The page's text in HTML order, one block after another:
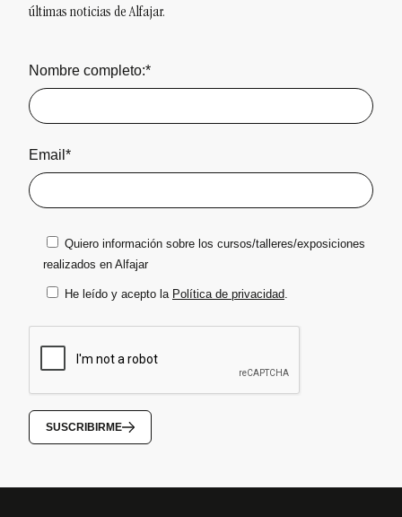
últimas noticias de Alfajar.
Nombre completo:*
Email*
Quiero información sobre los cursos/talleres/exposiciones
realizados en Alfajar
He leído y acepto la Política de privacidad
SUSCRIBIRME